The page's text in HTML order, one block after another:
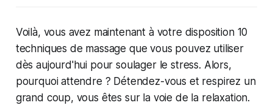
Voilà, vous avez maintenant à votre disposition 10
techniques de massage que vous pouvez utiliser
dès aujourd'hui pour soulager le stress. Alors,
pourquoi attendre ? Détendez-vous et respirez un
grand coup, vous êtes sur la voie de la relaxation.